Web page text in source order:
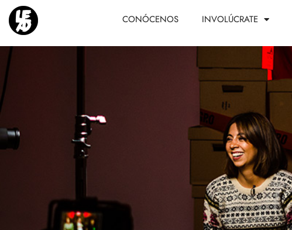
CONÓCENOS INVOLÚCRATE